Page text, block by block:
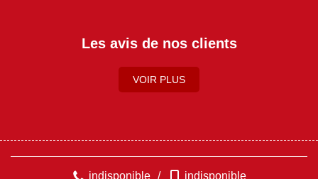
Les avis de nos clients
VOIR PLUS
indisponible / indisponible